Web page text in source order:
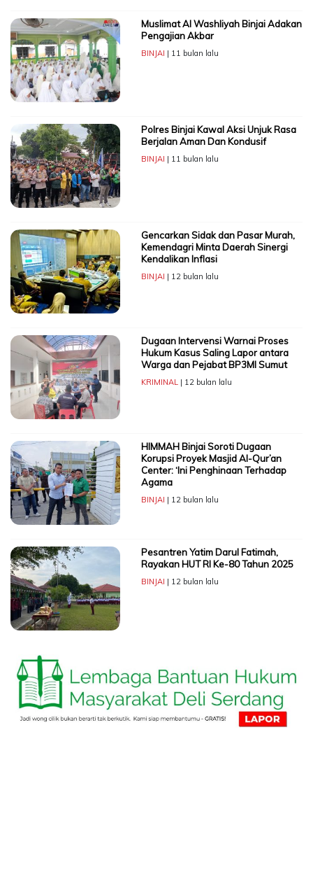
Muslimat Al Washliyah Binjai Adakan
Pengajian Akbar
BINJAI | 11 bulan lalu
Polres Binjai Kawal Aksi Unjuk Rasa
Berjalan Aman Dan Kondusif
BINJAI | 11 bulan lalu
Gencarkan Sidak dan Pasar Murah,
Kemendagri Minta Daerah Sinergi
Kendalikan Inflasi
BINJAI | 12 bulan lalu
Dugaan Intervensi Warnai Proses
Hukum Kasus Saling Lapor antara
Warga dan Pejabat BP3MI Sumut
KRIMINAL| 12 bulan lalu
HIMMAH Binjai Soroti Dugaan
Korupsi Proyek Masjid Al-Qur’an
Center: ‘Ini Penghinaan Terhadap
Agama
BINJAI | 12 bulan lalu
Pesantren Yatim Darul Fatimah,
Rayakan HUT RI Ke-80 Tahun 2025
BINJAI | 12 bulan lalu